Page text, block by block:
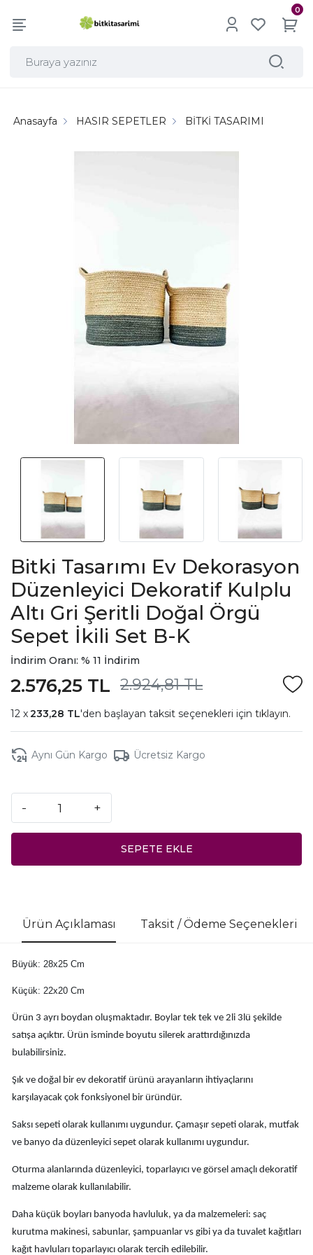
0
Anasayfa HASIR SEPETLER BİTKİ TASARIMI
Bitki Tasarımı Ev Dekorasyon
Düzenleyici Dekoratif Kulplu
Altı Gri Şeritli Doğal Örgü
Sepet İkili Set B-K
İndirim Oranı: % 11 İndirim
2.924,81 TL
2.576,25 TL
233,28 TL'den başlayan taksit seçenekleri için tıklayın.
Aynı Gün Kargo Ücretsiz Kargo
- +
SEPETE EKLE
Ürün Açıklaması Taksit / Ödeme Seçenekleri
Büyük: 28x25 Cm
Küçük: 22x20 Cm
Ürün 3 ayrı boydan oluşmaktadır. Boylar tek tek ve 2li 3lü şekilde
satışa açıktır. Ürün isminde boyutu silerek arattırdığınızda
bulabilirsiniz.
Şık ve doğal bir ev dekoratif ürünü arayanların ihtiyaçlarını
karşılayacak çok fonksiyonel bir üründür.
Saksı sepeti olarak kullanımı uygundur. Çamaşır sepeti olarak, mutfak
ve banyo da düzenleyici sepet olarak kullanımı uygundur.
Oturma alanlarında düzenleyici, toparlayıcı ve görsel amaçlı dekoratif
malzeme olarak kullanılabilir.
Daha küçük boyları banyoda havluluk, ya da malzemeleri: saç
kurutma makinesi, sabunlar, şampuanlar vs gibi ya da tuvalet kağıtları
kağıt havluları toparlayıcı olarak tercih edilebilir.